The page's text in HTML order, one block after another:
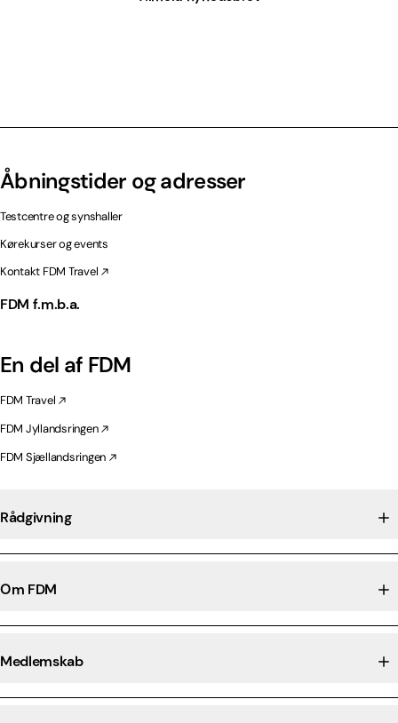
Åbningstider og adresser
Testcentre og synshaller
Kørekurser og events
Kontakt FDM Travel
FDM f.m.b.a.
En del af FDM
FDM Travel
FDM Jyllandsringen
FDM Sjællandsringen
Rådgivning
Om FDM
Medlemskab